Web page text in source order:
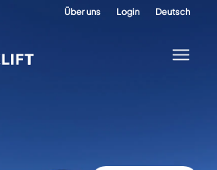
Über uns Login Deutsch